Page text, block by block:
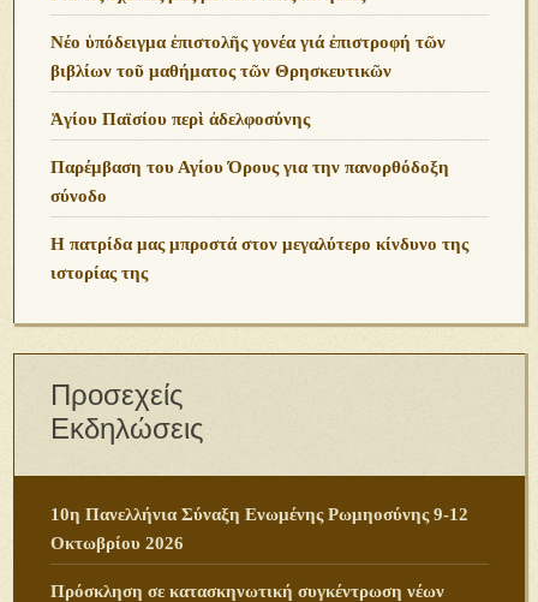
Νέο ὑπόδειγμα ἐπιστολῆς γονέα γιά ἐπιστροφή τῶν
βιβλίων τοῦ μαθήματος τῶν Θρησκευτικῶν
Ἁγίου Παϊσίου περὶ ἀδελφοσύνης
Παρέμβαση του Αγίου Όρους για την πανορθόδοξη
σύνοδο
Η πατρίδα μας μπροστά στον μεγαλύτερο κίνδυνο της
ιστορίας της
Προσεχείς
Εκδηλώσεις
10η Πανελλήνια Σύναξη Ενωμένης Ρωμηοσύνης 9-12
Οκτωβρίου 2026
Πρόσκληση σε κατασκηνωτική συγκέντρωση νέων